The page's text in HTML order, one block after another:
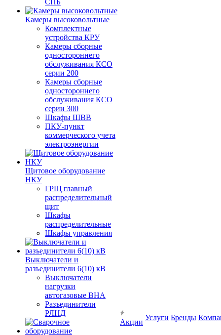
СПБ
Камеры высоковольтные
Комплектные
устройства КРУ
Камеры сборные
одностороннего
обслуживания КСО
серии 200
Камеры сборные
одностороннего
обслуживания КСО
серии 300
Шкафы ШВВ
ПКУ-пункт
коммерческого учета
электроэнергии
Щитовое оборудование
НКУ
ГРЩ главный
распределительный
щит
Шкафы
распределительные
Шкафы управления
Выключатели и
разъединители 6(10) кВ
Выключатели
нагрузки
автогазовые ВНА
Разъединители
РЛНД
Акции
Услуги Бренды